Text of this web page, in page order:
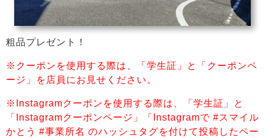
粗品プレゼント！
※クーポンを使用する際は、「学生証」と「クーポンペ
ージ」を店員にお見せください。
※Instagramクーポンを使用する際は、「学生証」と
「Instagramクーポンページ」「Instagramで #スマイル
かとう #事業所名 のハッシュタグを付けて投稿したペー